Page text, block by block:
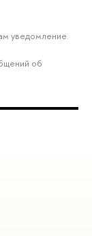
уведомление.
об